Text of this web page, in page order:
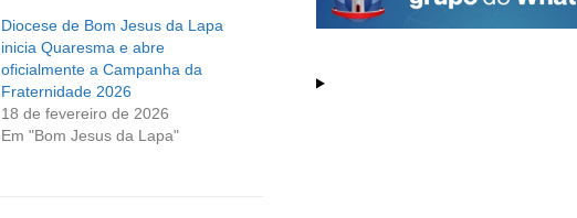
Diocese de Bom Jesus da Lapa
inicia Quaresma e abre
oficialmente a Campanha da
Fraternidade 2026
18 de fevereiro de 2026
Em "Bom Jesus da Lapa"